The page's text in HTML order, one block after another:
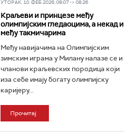
УТОРАК, 10. ФЕБ 2026, 08:07 -> 08:26
Краљеви и принцезе међу
олимпијским гледаоцима, а некад и
међу такмичарима
Међу навијачима на Олимпијским
зимским играма у Милану налазе се и
чланови краљевских породица који
иза себе имају богату олимпијску
каријеру...
Прочитај